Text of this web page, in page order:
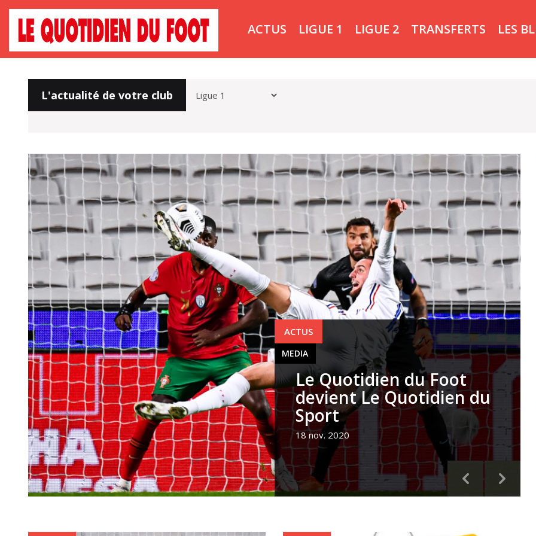
ACTUS LIGUE 1 LIGUE 2 TRANSFERTS LES
L'actualité de votre club
ACTUS
MEDIA
Le Quotidien du Foot
devient Le Quotidien du
Sport
18 nov. 2020